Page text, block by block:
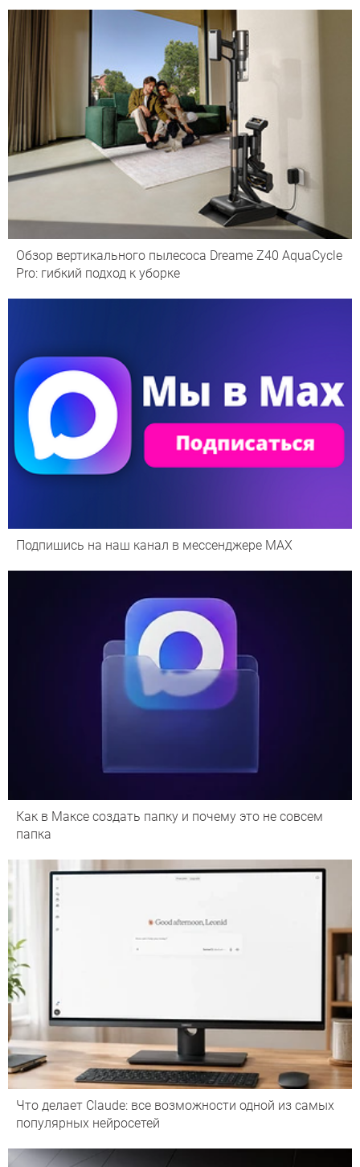
Обзор вертикального пылесоса Dreame Z40 AquaCycle
Pro: гибкий подход к уборке
Подпишись на наш канал в мессенджере МАХ
Как в Максе создать папку и почему это не совсем
папка
Что делает Сlaude: все возможности одной из самых
популярных нейросетей